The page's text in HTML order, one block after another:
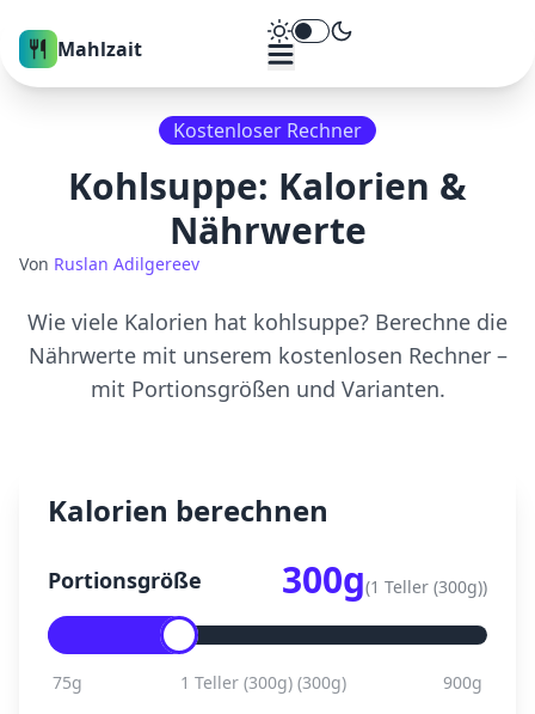
Mahlzait Theme umschalten
Kostenloser Rechner
Kohlsuppe: Kalorien &
Nährwerte
Von Ruslan Adilgereev
Wie viele Kalorien hat kohlsuppe? Berechne die
Nährwerte mit unserem kostenlosen Rechner –
mit Portionsgrößen und Varianten.
Kalorien berechnen
Portionsgröße 300g(1 Teller (300g))
75g 1 Teller (300g)(300g) 900g